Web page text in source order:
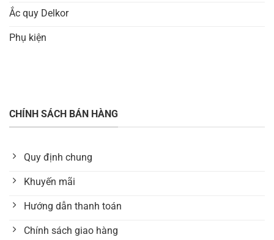
Ắc quy Delkor
Phụ kiện
CHÍNH SÁCH BÁN HÀNG
Quy định chung
Khuyến mãi
Hướng dẫn thanh toán
Chính sách giao hàng